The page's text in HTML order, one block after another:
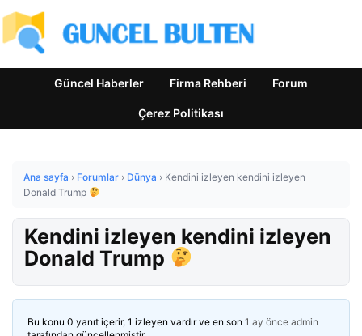
Güncel Haberler Firma Rehberi Forum
Çerez Politikası
Ana sayfa › Forumlar › Dünya › Kendini izleyen kendini izleyen
Donald Trump
Kendini izleyen kendini izleyen
Donald Trump
Bu konu 0 yanıt içerir, 1 izleyen vardır ve en son 1 ay önce admin